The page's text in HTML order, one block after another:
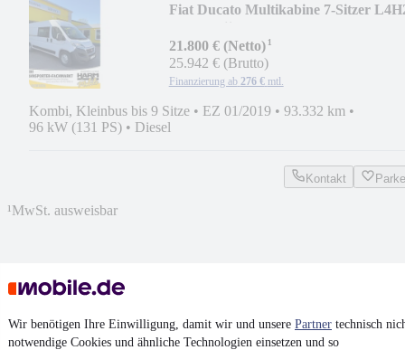
Wir benötigen Ihre Einwilligung, damit wir und unsere Partner technisch
notwendige Cookies und ähnliche Technologien einsetzen und so
Fiat Ducato Multikabine 7-Sitzer
21.800 € (Netto)¹
25.942 € (Brutto)
Finanzierung ab 276 € mtl.
Kombi, Kleinbus bis 9 Sitze • EZ 01/2019 • 93.332 km •
96 kW (131 PS) • Diesel
Kontakt
¹MwSt. ausweisbar
4.6 Sterne
Nutze mobile.de schnell und einfach
App installieren